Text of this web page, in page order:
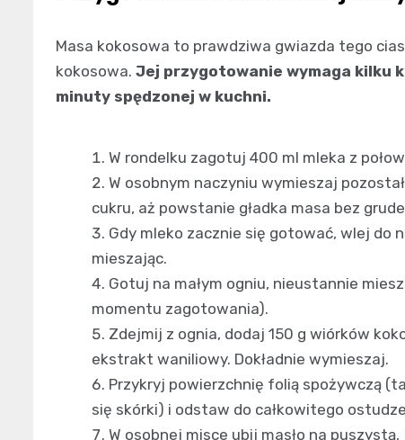
Masa kokosowa to prawdziwa gwiazda tego
kokosowa. Jej przygotowanie wymaga kilku
minuty spędzonej w kuchni.
W rondelku zagotuj 400 ml mleka z
W osobnym naczyniu wymieszaj
cukru, aż powstanie gładka masa bez
Gdy mleko zacznie się gotować, wlej do
mieszając.
Gotuj na małym ogniu, nieustannie
momentu zagotowania).
Zdejmij z ognia, dodaj 150 g wiórków
ekstrakt waniliowy. Dokładnie wymieszaj.
Przykryj powierzchnię folią spożywczą
się skórki) i odstaw do całkowitego
W osobnej misce ubij masło na puszystą,